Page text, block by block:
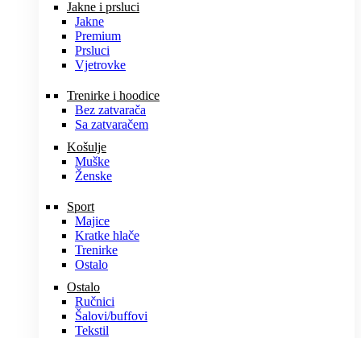
Jakne i prsluci
Jakne
Premium
Prsluci
Vjetrovke
Trenirke i hoodice
Bez zatvarača
Sa zatvaračem
Košulje
Muške
Ženske
Sport
Majice
Kratke hlače
Trenirke
Ostalo
Ostalo
Ručnici
Šalovi/buffovi
Tekstil